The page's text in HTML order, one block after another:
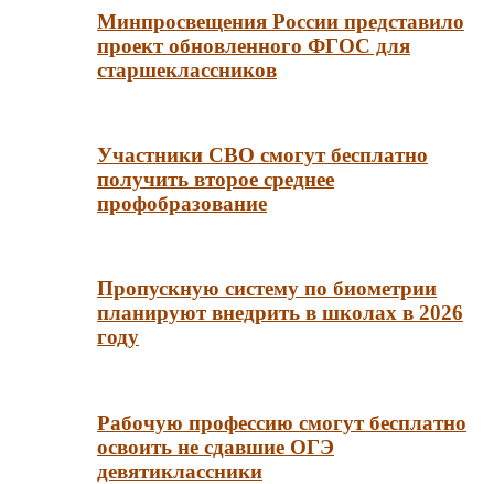
Минпросвещения России представило
проект обновленного ФГОС для
старшеклассников
Участники СВО смогут бесплатно
получить второе среднее
профобразование
Пропускную систему по биометрии
планируют внедрить в школах в 2026
году
Рабочую профессию смогут бесплатно
освоить не сдавшие ОГЭ
девятиклассники